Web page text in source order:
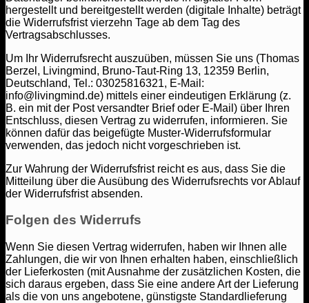
hergestellt und bereitgestellt werden (digitale Inhalte) beträgt
die Widerrufsfrist vierzehn Tage ab dem Tag des
Vertragsabschlusses.
Um Ihr Widerrufsrecht auszuüben, müssen Sie uns (Thomas
Berzel, Livingmind, Bruno-Taut-Ring 13, 12359 Berlin,
Deutschland, Tel.: 03025816321, E-Mail:
info@livingmind.de) mittels einer eindeutigen Erklärung (z.
B. ein mit der Post versandter Brief oder E-Mail) über Ihren
Entschluss, diesen Vertrag zu widerrufen, informieren. Sie
können dafür das beigefügte Muster-Widerrufsformular
verwenden, das jedoch nicht vorgeschrieben ist.
Zur Wahrung der Widerrufsfrist reicht es aus, dass Sie die
Mitteilung über die Ausübung des Widerrufsrechts vor Ablauf
der Widerrufsfrist absenden.
Folgen des Widerrufs
Wenn Sie diesen Vertrag widerrufen, haben wir Ihnen alle
Zahlungen, die wir von Ihnen erhalten haben, einschließlich
der Lieferkosten (mit Ausnahme der zusätzlichen Kosten, die
sich daraus ergeben, dass Sie eine andere Art der Lieferung
als die von uns angebotene, günstigste Standardlieferung